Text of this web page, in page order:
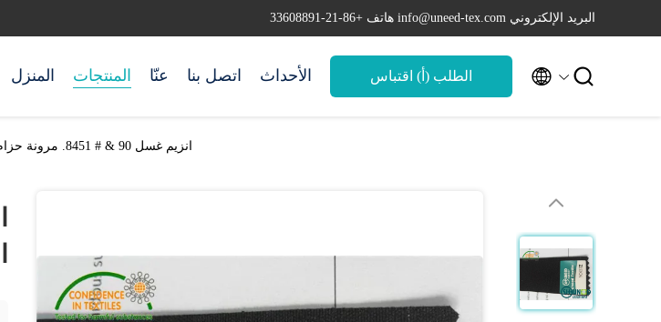
البريد الإلكتروني info@uneed-tex.com هاتف +86-21-33608891
المنزل المنتجات عنّا اتصل بنا الأحداث الطلب (أ) اقتباس  
انزيم غسل 90 & # 8451. مرونة حزام الربط الرياضية الملابس المنسوجة فتيل YC437E